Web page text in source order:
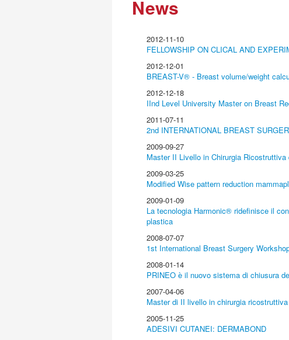
News
2012-11-10
FELLOWSHIP ON CLICAL AND
2012-12-01
BREAST-V® - Breast volume/weight
2012-12-18
IInd Level University Master on Breast
2011-07-11
2nd INTERNATIONAL BREAST
2009-09-27
Master II Livello in Chirurgia Ricostruttiva
2009-03-25
Modified Wise pattern reduction
2009-01-09
La tecnologia Harmonic® ridefinisce il
plastica
2008-07-07
1st International Breast Surgery
2008-01-14
PRINEO è il nuovo sistema di chiusura
2007-04-06
Master di II livello in chirurgia
2005-11-25
ADESIVI CUTANEI: DERMABOND